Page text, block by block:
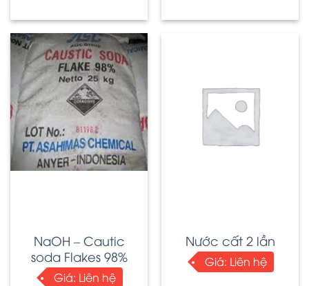
NaOH – Cautic
soda Flakes 98%
Giá: Liên hệ
Nước cất 2 lần
Giá: Liên hệ